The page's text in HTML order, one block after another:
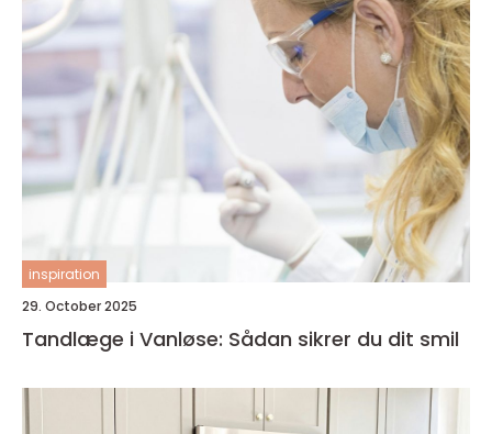
inspiration
29. October 2025
Tandlæge i Vanløse: Sådan sikrer du dit smil